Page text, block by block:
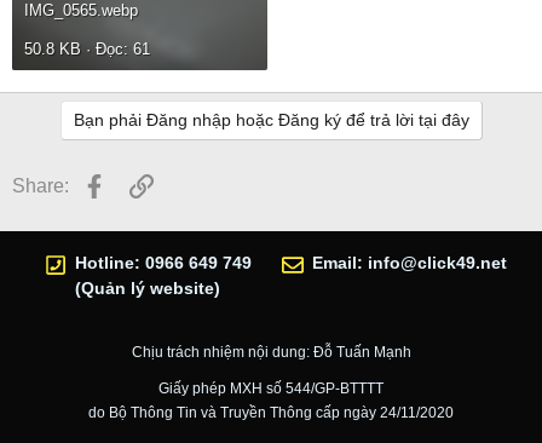
IMG_0565.webp
50.8 KB · Đọc: 61
Bạn phải Đăng nhập hoặc Đăng ký để trả lời tại đây
Share: Facebook
Link
Hotline: 0966 649 749
(Quản lý website)
Email: info@click49.net
Chịu trách nhiệm nội dung: Đỗ Tuấn Mạnh
Giấy phép MXH số 544/GP-BTTTT
do Bộ Thông Tin và Truyền Thông cấp ngày 24/11/2020